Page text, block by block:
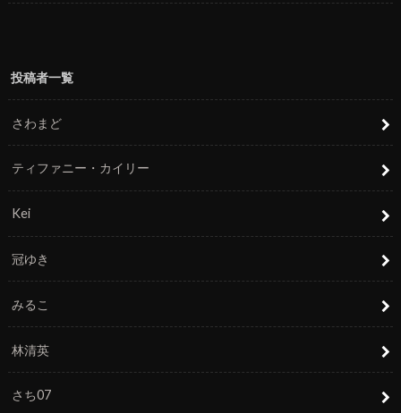
投稿者一覧
さわまど
ティファニー・カイリー
Kei
冠ゆき
みるこ
林清英
さち07